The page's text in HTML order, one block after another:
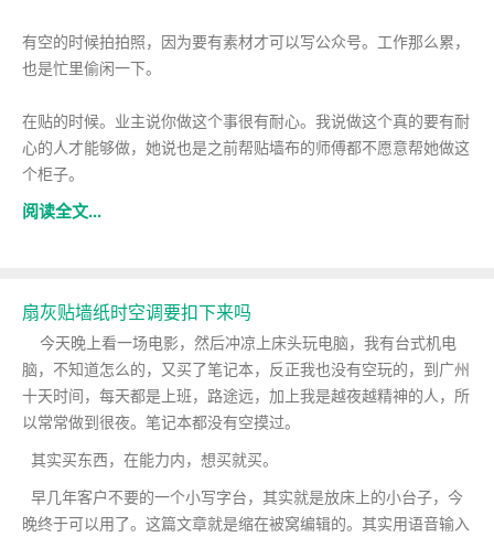
有空的时候拍拍照，因为要有素材才可以写公众号。工作那么累，
也是忙里偷闲一下。
在贴的时候。业主说你做这个事很有耐心。我说做这个真的要有耐
心的人才能够做，她说也是之前帮贴墙布的师傅都不愿意帮她做这
个柜子。
阅读全文...
扇灰贴墙纸时空调要扣下来吗
今天晚上看一场电影，然后冲凉上床头玩电脑，我有台式机电
脑，不知道怎么的，又买了笔记本，反正我也没有空玩的，到广州
十天时间，每天都是上班，路途远，加上我是越夜越精神的人，所
以常常做到很夜。笔记本都没有空摸过。
其实买东西，在能力内，想买就买。
早几年客户不要的一个小写字台，其实就是放床上的小台子，今
晚终于可以用了。这篇文章就是缩在被窝编辑的。其实用语音输入